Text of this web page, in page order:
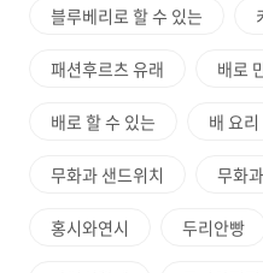
블루베리로 할 수 있는
패션후르츠 유래 배로
배로 할 수 있는 배 요리
무화과 샌드위치 무화
홍시와연시 두리안빵